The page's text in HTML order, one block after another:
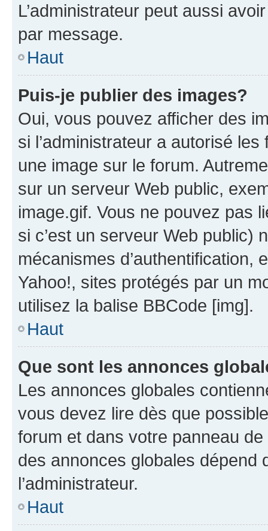
L’administrateur peut aussi
par message.
Haut
Puis-je publier des images?
Oui, vous pouvez afficher des
si l’administrateur a autorisé
une image sur le forum.
sur un serveur Web public,
image.gif. Vous ne pouvez pas
si c’est un serveur Web public)
mécanismes d’authentification,
Yahoo!, sites protégés par un
utilisez la balise BBCode [img].
Haut
Que sont les annonces
Les annonces globales
vous devez lire dès que
forum et dans votre panneau
des annonces globales dépend
l’administrateur.
Haut